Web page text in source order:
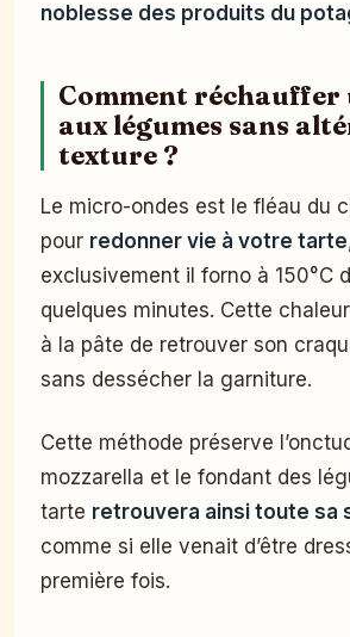
noblesse des produits du
Comment réchauffer
aux légumes sans
texture ?
Le micro-ondes est le fléau du
pour redonner vie à votre tarte
exclusivement il forno à 150°C
quelques minutes. Cette
à la pâte de retrouver son
sans dessécher la garniture.
Cette méthode préserve
mozzarella et le fondant des
tarte retrouvera ainsi toute sa
comme si elle venait d’être
première fois.